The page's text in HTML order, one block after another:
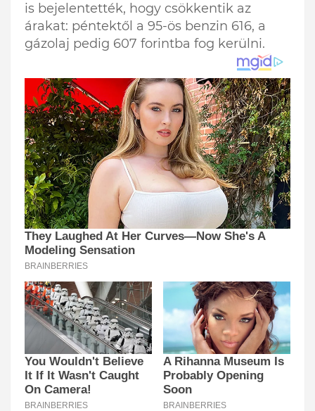
is bejelentették, hogy csökkentik az
árakat: péntektől a 95-ös benzin 616, a
gázolaj pedig 607 forintba fog kerülni.